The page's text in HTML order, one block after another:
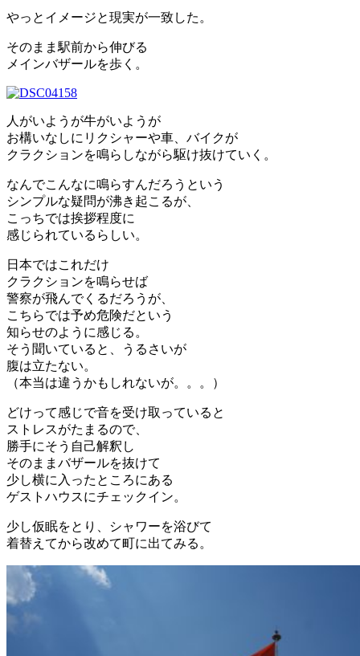
やっとイメージと現実が一致した。
そのまま駅前から伸びる
メインバザールを歩く。
人がいようが牛がいようが
お構いなしにリクシャーや車、バイクが
クラクションを鳴らしながら駆け抜けていく。
なんでこんなに鳴らすんだろうという
シンプルな疑問が沸き起こるが、
こっちでは挨拶程度に
感じられているらしい。
日本ではこれだけ
クラクションを鳴らせば
警察が飛んでくるだろうが、
こちらでは予め危険だという
知らせのように感じる。
そう聞いていると、うるさいが
腹は立たない。
（本当は違うかもしれないが。。。）
どけって感じで音を受け取っていると
ストレスがたまるので、
勝手にそう自己解釈し
そのままバザールを抜けて
少し横に入ったところにある
ゲストハウスにチェックイン。
少し仮眠をとり、シャワーを浴びて
着替えてから改めて町に出てみる。